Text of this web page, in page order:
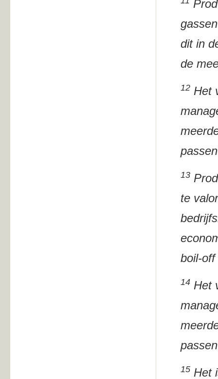
dit in
de
12 Het
13
te
boil-
14 Het
15 Het